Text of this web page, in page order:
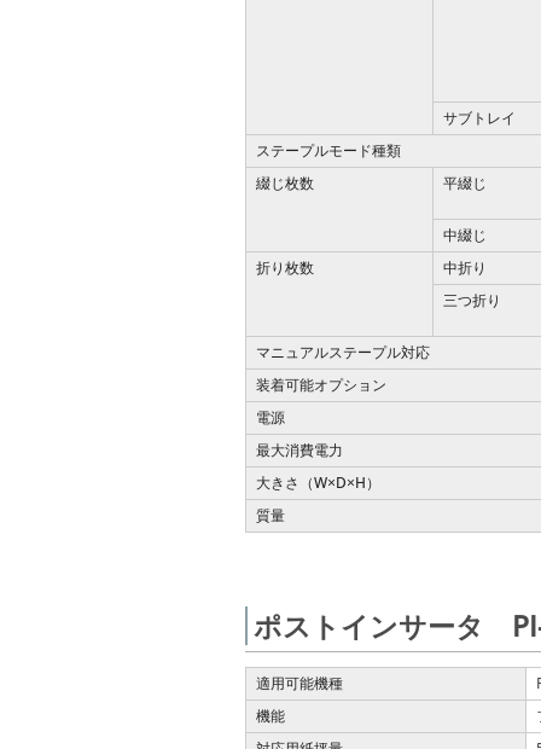
サブトレイ
ステープルモード種類
綴じ枚数
平綴じ
中綴じ
折り枚数
中折り
三つ折り
マニュアルステープル対応
装着可能オプション
電源
最大消費電力
大きさ（W×D×H）
質量
ポストインサータ
適用可能機種
機能